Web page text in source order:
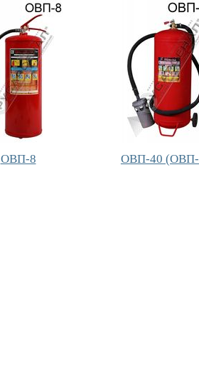
ОВП-8 ОВП-40 (ОВП-